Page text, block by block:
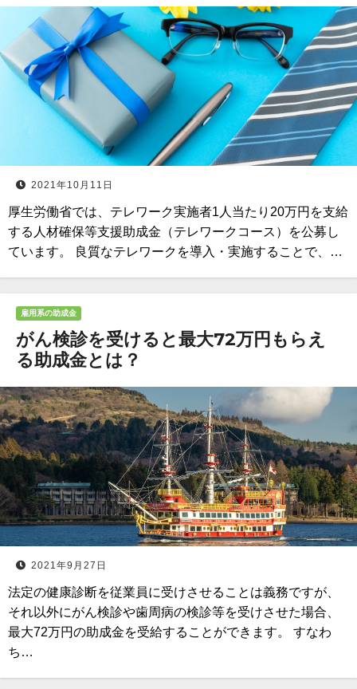
2021年10月11日
厚生労働省では、テレワーク実施者1人当たり20万円を支給
する人材確保等支援助成金（テレワークコース）を公募し
ています。 良質なテレワークを導入・実施することで、…
雇用系の助成金
がん検診を受けると最大72万円もらえ
る助成金とは？
2021年9月27日
法定の健康診断を従業員に受けさせることは義務ですが、
それ以外にがん検診や歯周病の検診等を受けさせた場合、
最大72万円の助成金を受給することができます。 すなわ
ち…